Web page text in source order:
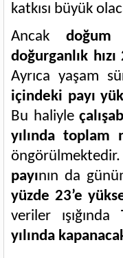
katkısı büyük
Ancak doğum
doğurganlık
Ayrıca yaşam
içindeki payı
Bu haliyle
yılında toplam
payının da
yüzde 23’e
veriler ışığında
yılında